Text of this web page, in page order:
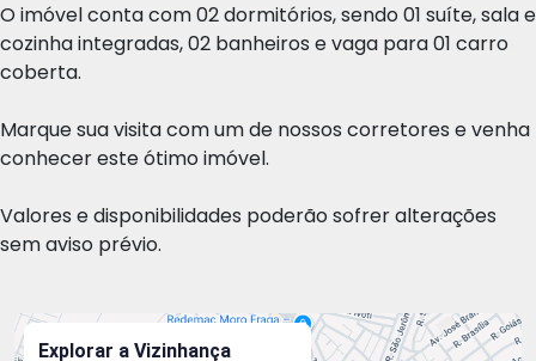
O imóvel conta com 02 dormitórios, sendo 01 suíte, sala e
cozinha integradas, 02 banheiros e vaga para 01 carro
coberta.
Marque sua visita com um de nossos corretores e venha
conhecer este ótimo imóvel.
Valores e disponibilidades poderão sofrer alterações
sem aviso prévio.